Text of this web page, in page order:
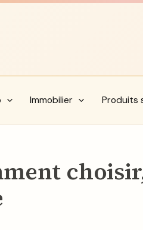
Immobilier Produits